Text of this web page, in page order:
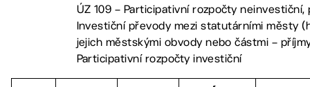
ÚZ 109 – Participativní rozpočty neinvestiční,
Investiční převody mezi statutárními městy
jejich městskými obvody nebo částmi –
Participativní rozpočty investiční